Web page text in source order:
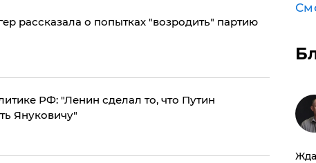
рассказала о попытках "возродить" партию
РФ: "Ленин сделал то, что Путин
Януковичу"